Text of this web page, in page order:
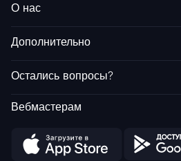
О нас
Дополнительно
Остались вопросы?
Вебмастерам